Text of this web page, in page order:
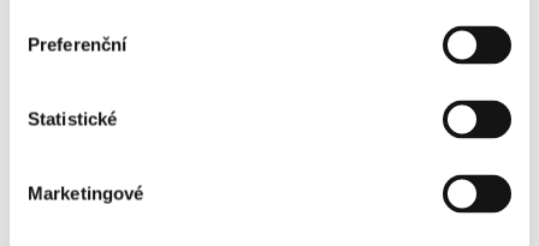
Preferenční
Statistické
Marketingové
1894 Bar
City -
Commonwealth